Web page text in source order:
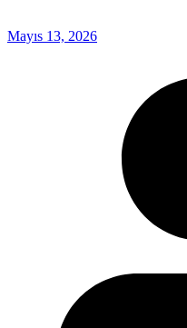
Mayıs 13, 2026